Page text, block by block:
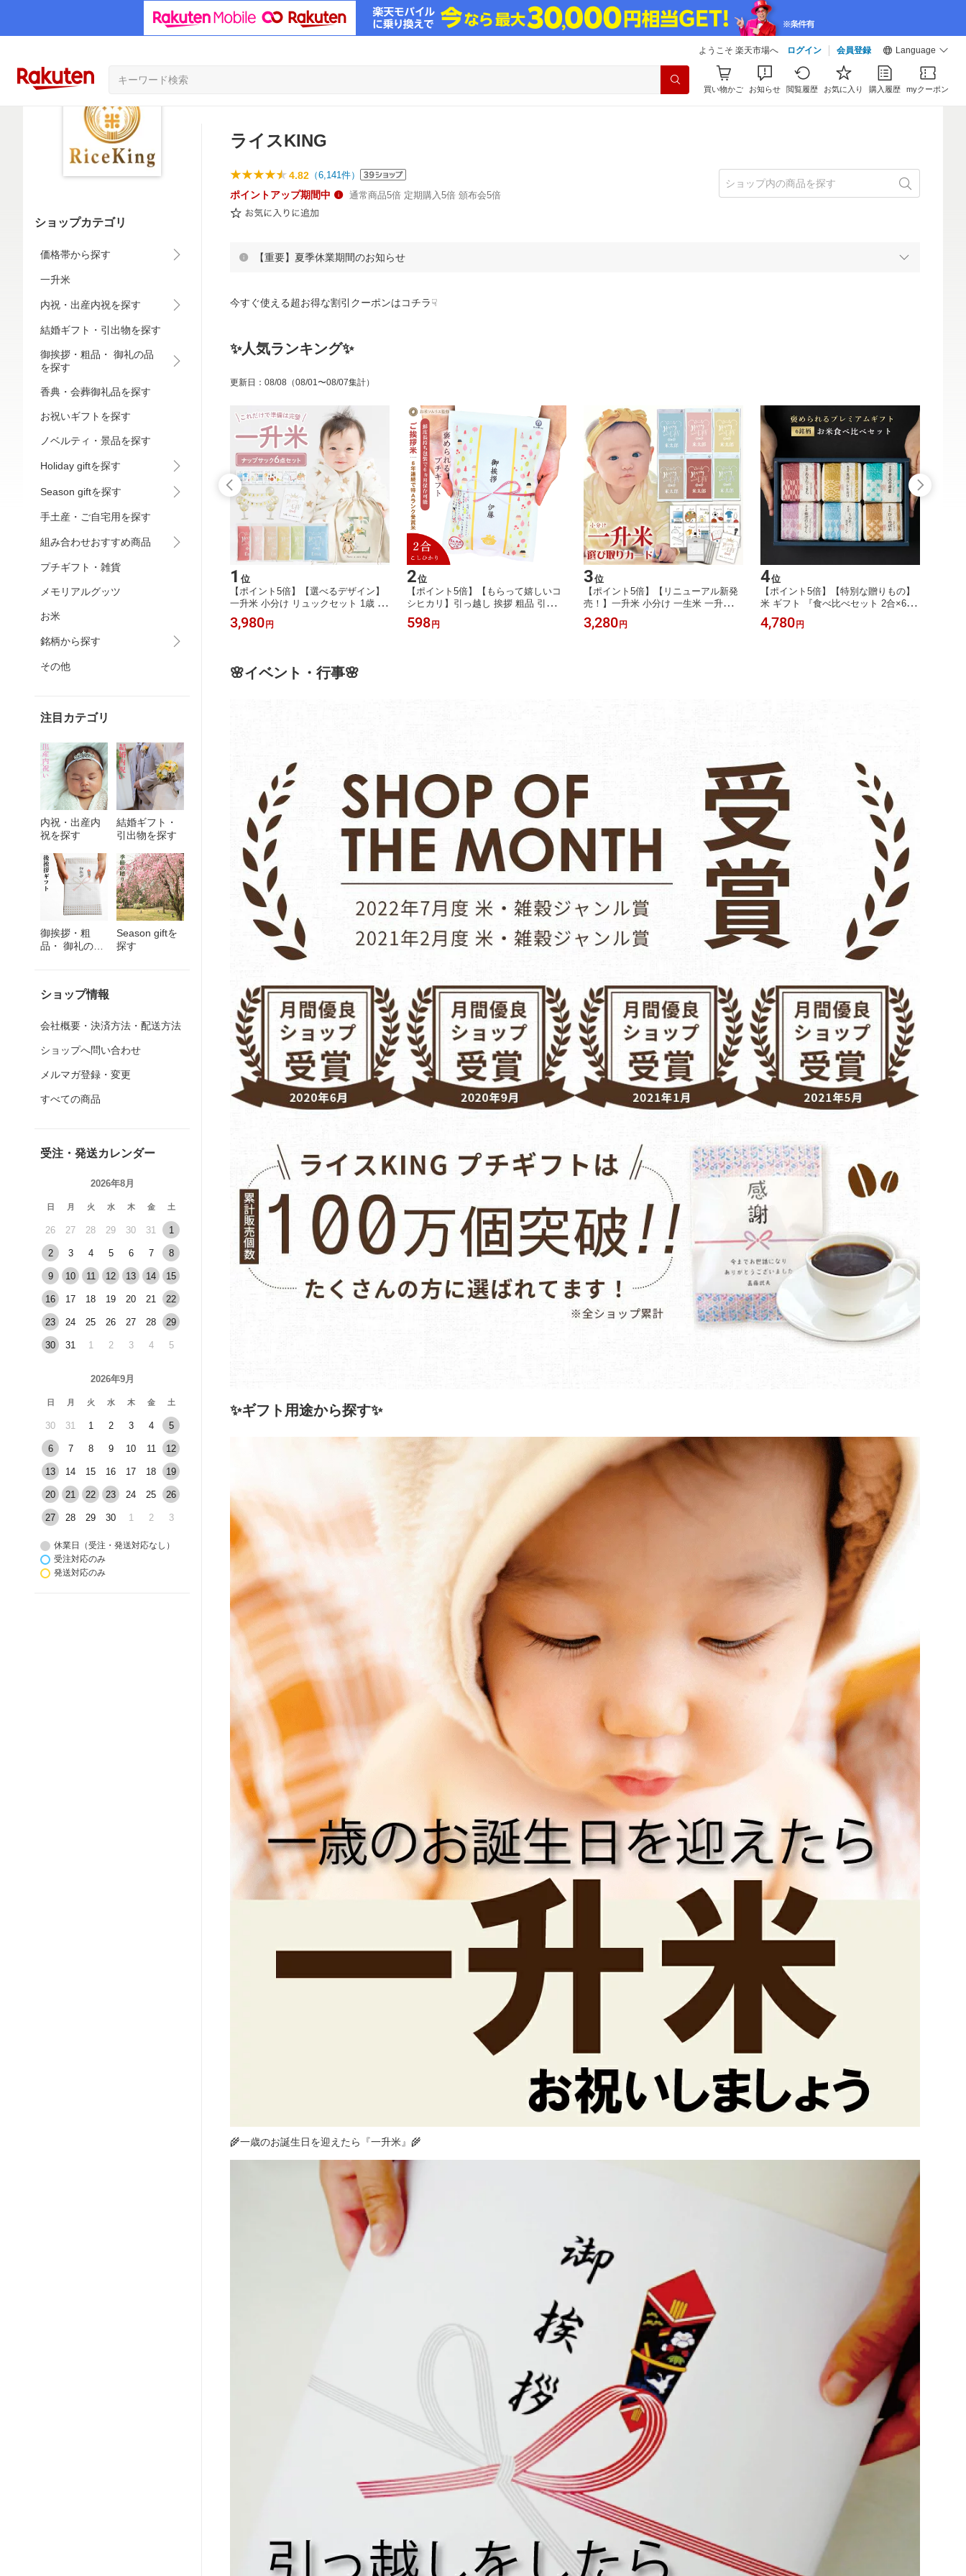
ようこそ 楽天市場へ ログイン 会員登録 Language
買い物かご お知らせ 閲覧履歴 お気に入り 購入履歴 myクーポン
ショップカテゴリ
価格帯から探す
一升米
内祝・出産内祝を探す
結婚ギフト・引出物を探す
御挨拶・粗品・ 御礼の品
を探す
香典・会葬御礼品を探す
お祝いギフトを探す
ノベルティ・景品を探す
Holiday giftを探す
Season giftを探す
手土産・ご自宅用を探す
組み合わせおすすめ商品
プチギフト・雑貨
メモリアルグッツ
お米
銘柄から探す
その他
注目カテゴリ
内祝・出産内
祝を探す
結婚ギフト・
引出物を探す
御挨拶・粗
品・ 御礼の品
Season giftを
探す
ショップ情報
会社概要・決済方法・配送方法
ショップへ問い合わせ
メルマガ登録・変更
すべての商品
受注・発送カレンダー
2026年8月
日 月 火 水 木 金 土
26 27 28 29 30 31 1
2 3 4 5 6 7 8
9 10 11 12 13 14 15
16 17 18 19 20 21 22
23 24 25 26 27 28 29
30 31 1 2 3 4 5
2026年9月
日 月 火 水 木 金 土
30 31 1 2 3 4 5
6 7 8 9 10 11 12
13 14 15 16 17 18 19
20 21 22 23 24 25 26
27 28 29 30 1 2 3
休業日（受注・発送対応なし）
受注対応のみ
発送対応のみ
ライスKING
4.82 （6,141件）
ポイントアップ期間中 通常商品5倍 定期購入5倍 頒布会5倍
【重要】夏季休業期間のお知らせ
今すぐ使える超お得な割引クーポンはコチラ☟
✨人気ランキング✨
更新日 ： 08/08 （08/01〜08/07集計）
15
【ポイント5倍】出産内祝い お米ギフ
令和 7年産 長野こしひかり*2合300
プリント プチギフト 記念 出産祝い
ゼント 職場 送料無料
648
1 位
【ポイント5倍】【選べるデザイン】
一升米 小分け リュックセット 1歳 選
び取りカード セット 一升餅 リュック
ナップサック『一升米ナップサック6
日 赤ちゃん 子供 誕生日 バルーン
3,980 円
2位
【ポイント5倍】【もらって嬉しいコ
シヒカリ】引っ越し 挨拶 粗品 引っ越
し挨拶ギフト ご挨拶 粗品 米 プチギ
フト 退職 お礼 『令和 7年産 長野こし
598 円
3位
【ポイント5倍】【リニューアル新発
売！】一升米 小分け 一生米 一升餅
小分け の代わり 『選び取り セット＆
2合×5袋』 コシヒカリ 一升 米 1歳 名
3,280 円
4位
【ポイント5倍】【特別な贈りもの】
米 ギフト 『食べ比べセット 2合×6銘
柄』 内祝い 米 出産内祝い お返し 香
典返し 入学内祝い 結婚内祝い ギフト
4,780 円
🌸イベント・行事🌸
✨ギフト用途から探す✨
🌾一歳のお誕生日を迎えたら『一升米』🌾